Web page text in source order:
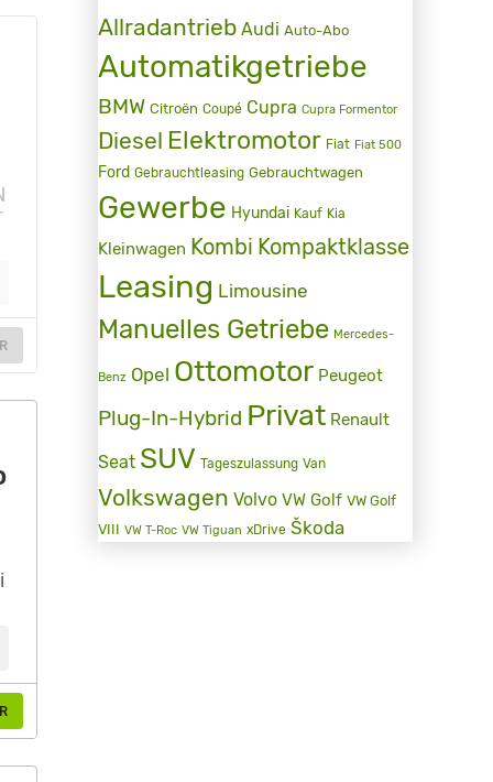
Allradantrieb Audi Auto-Abo
Automatikgetriebe
BMW Citroën Coupé Cupra Cupra Formentor
Diesel Elektromotor Fiat Fiat 500
Ford Gebrauchtleasing Gebrauchtwagen
Gewerbe Hyundai Kauf Kia
Kleinwagen Kombi Kompaktklasse
Leasing Limousine
Manuelles Getriebe Mercedes-
Benz Opel Ottomotor Peugeot
Plug-In-Hybrid Privat Renault
Seat SUV Tageszulassung Van
Volkswagen Volvo VW Golf VW Golf
VIII VW T-Roc VW Tiguan xDrive Škoda